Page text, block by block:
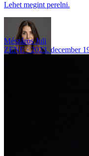
Lehet megint perelni.
Mészáros Juli
ZENE
2023. december